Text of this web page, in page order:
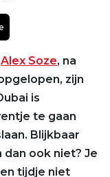
Alex Soze, na
zijn
is
te gaan
Blijkbaar
ook niet? Je
tijdje niet